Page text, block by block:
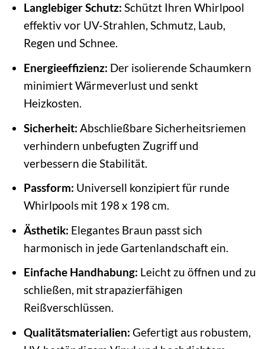
Langlebiger Schutz: Schützt Ihren Whirlpool
effektiv vor UV-Strahlen, Schmutz, Laub,
Regen und Schnee.
Energieeffizienz: Der isolierende Schaumkern
minimiert Wärmeverlust und senkt
Heizkosten.
Sicherheit: Abschließbare Sicherheitsriemen
verhindern unbefugten Zugriff und
verbessern die Stabilität.
Passform: Universell konzipiert für runde
Whirlpools mit 198 x 198 cm.
Ästhetik: Elegantes Braun passt sich
harmonisch in jede Gartenlandschaft ein.
Einfache Handhabung: Leicht zu öffnen und zu
schließen, mit strapazierfähigen
Reißverschlüssen.
Qualitätsmaterialien: Gefertigt aus robustem,